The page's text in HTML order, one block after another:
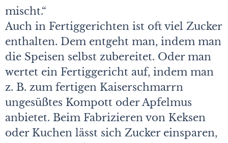
mischt.“
Auch in Fertiggerichten ist oft viel Zucker
enthalten. Dem entgeht man, indem man
die Speisen selbst zubereitet. Oder man
wertet ein Fertiggericht auf, indem man
z. B. zum fertigen Kaiserschmarrn
ungesüßtes Kompott oder Apfelmus
anbietet. Beim Fabrizieren von Keksen
oder Kuchen lässt sich Zucker einsparen,